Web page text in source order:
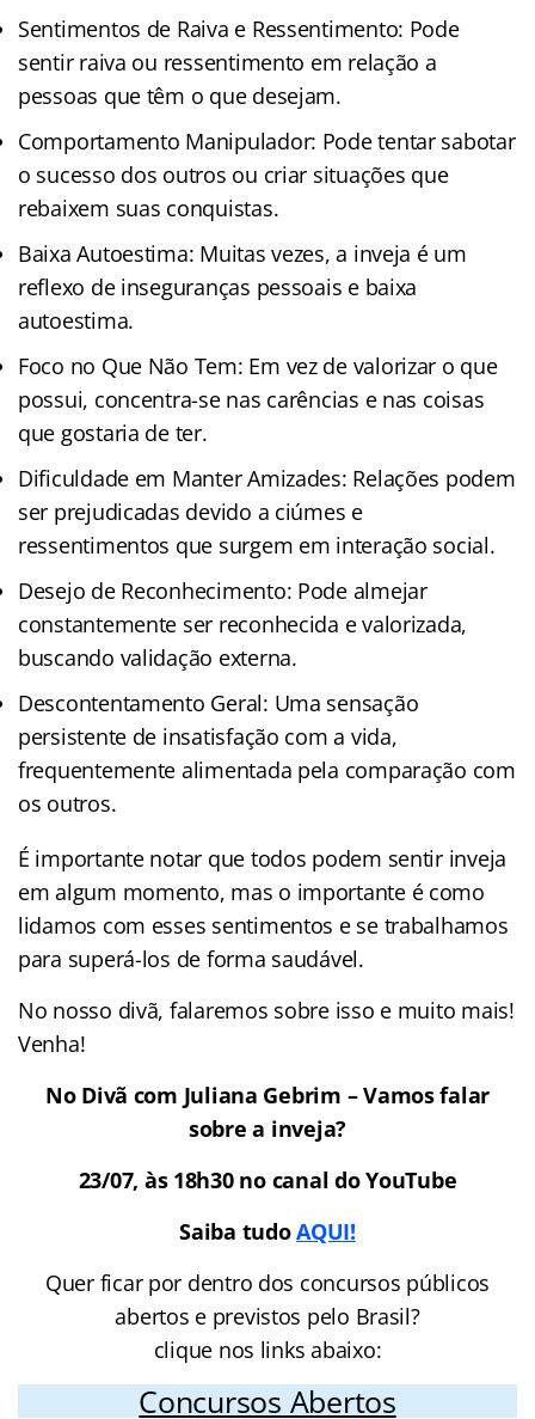
Sentimentos de Raiva e Ressentimento: Pode
sentir raiva ou ressentimento em relação a
pessoas que têm o que desejam.
Comportamento Manipulador: Pode tentar sabotar
o sucesso dos outros ou criar situações que
rebaixem suas conquistas.
Baixa Autoestima: Muitas vezes, a inveja é um
reflexo de inseguranças pessoais e baixa
autoestima.
Foco no Que Não Tem: Em vez de valorizar o que
possui, concentra-se nas carências e nas coisas
que gostaria de ter.
Dificuldade em Manter Amizades: Relações podem
ser prejudicadas devido a ciúmes e
ressentimentos que surgem em interação social.
Desejo de Reconhecimento: Pode almejar
constantemente ser reconhecida e valorizada,
buscando validação externa.
Descontentamento Geral: Uma sensação
persistente de insatisfação com a vida,
frequentemente alimentada pela comparação com
os outros.
É importante notar que todos podem sentir inveja
em algum momento, mas o importante é como
lidamos com esses sentimentos e se trabalhamos
para superá-los de forma saudável.
No nosso divã, falaremos sobre isso e muito mais!
Venha!
No Divã com Juliana Gebrim – Vamos falar
sobre a inveja?
23/07, às 18h30 no canal do YouTube
Saiba tudoAQUI!
Quer ficar por dentro dos concursos públicos
abertos e previstos pelo Brasil?
clique nos links abaixo:
Concursos Abertos